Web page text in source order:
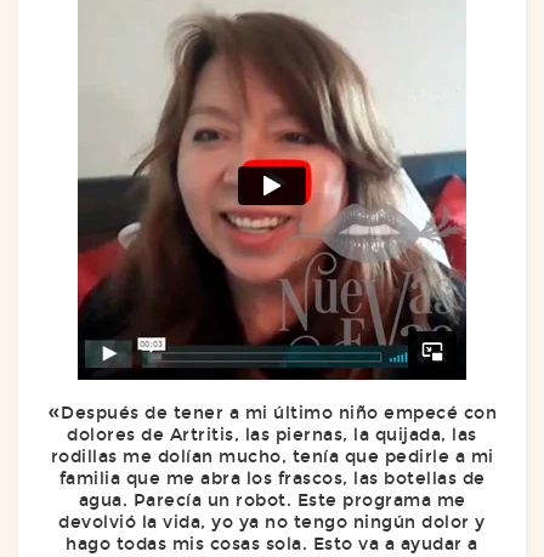
Después de tener a mi último niño empecé con
dolores de Artritis, las piernas, la quijada, las
rodillas me dolían mucho, tenía que pedirle a mi
familia que me abra los frascos, las botellas de
agua. Parecía un robot. Este programa me
devolvió la vida, yo ya no tengo ningún dolor y
hago todas mis cosas sola. Esto va a ayudar a